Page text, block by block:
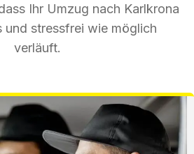
Ihr Umzug nach Karlkrona
und stressfrei wie möglich
verläuft.